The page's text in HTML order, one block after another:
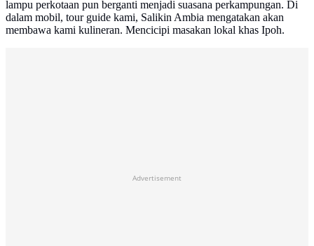
lampu perkotaan pun berganti menjadi suasana perkampungan. Di
dalam mobil, tour guide kami, Salikin Ambia mengatakan akan
membawa kami kulineran. Mencicipi masakan lokal khas Ipoh.
Advertisement